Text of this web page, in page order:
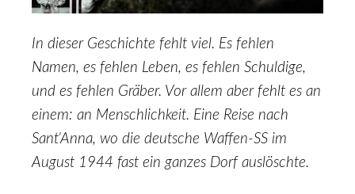
In dieser Geschichte fehlt viel. Es fehlen
Namen, es fehlen Leben, es fehlen Schuldige,
und es fehlen Gräber. Vor allem aber fehlt es an
einem: an Menschlichkeit. Eine Reise nach
Sant’Anna, wo die deutsche Waffen-SS im
August 1944 fast ein ganzes Dorf auslöschte.